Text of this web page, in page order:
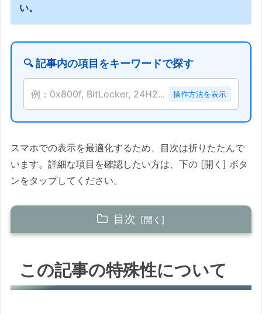
い。
🔍 記事内の項目をキーワードで探す
例：0x800f, BitLocker, 24H2... 操作方法を表示
スマホでの表示を最適化するため、目次は折りたたんで
います。詳細な項目を確認したい方は、下の [開く] ボタ
ンをタップしてください。
目次
最新の解決手法と復旧フロー（随時最新情報を
追加しています）
この記事の特殊性について